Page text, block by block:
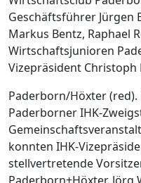
Geschäftsführer Jürgen
Markus Bentz, Raphael
Wirtschaftsjunioren
Vizepräsident Christoph
Paderborn/Höxter
Paderborner IHK-
konnten IHK-
stellvertretende